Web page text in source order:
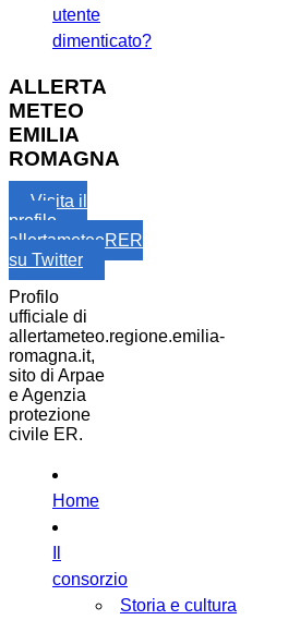
utente
dimenticato?
ALLERTA
METEO
EMILIA
ROMAGNA
Visita il
profilo
allertameteoRER
su Twitter
Profilo
ufficiale di
allertameteo.regione.emilia-
romagna.it,
sito di Arpae
e Agenzia
protezione
civile ER.
Home
consorzio
Storia e cultura